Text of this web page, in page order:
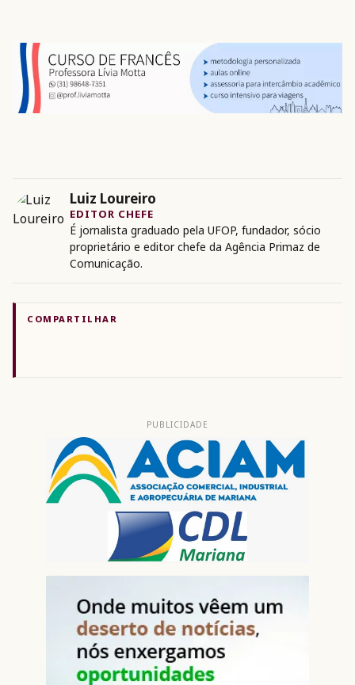
Luiz Loureiro
EDITOR CHEFE
É jornalista graduado pela UFOP, fundador, sócio
proprietário e editor chefe da Agência Primaz de
Comunicação.
COMPARTILHAR
PUBLICIDADE